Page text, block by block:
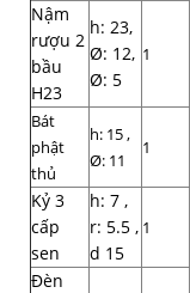
Nậm
rượu 2
bầu
H23
h: 23,
Ø: 12,
Ø: 5
1
Bát
phật
thủ
h: 15 ,
Ø: 11
1
Kỷ 3
cấp
sen
h: 7 ,
r: 5.5 ,
d 15
1
Đèn